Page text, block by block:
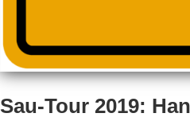
Sau-Tour 2019: